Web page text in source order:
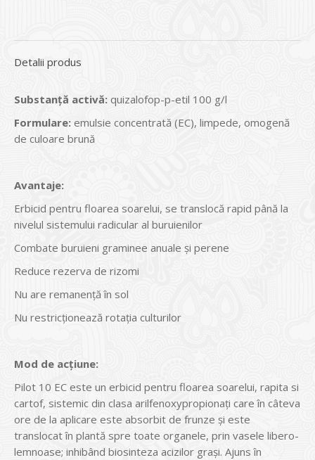
Detalii produs
Substanţă activă: quizalofop-p-etil 100 g/l
Formulare: emulsie concentrată (EC), limpede, omogenă
de culoare brună
Avantaje:
Erbicid pentru floarea soarelui, se translocă rapid până la
nivelul sistemului radicular al buruienilor
Combate buruieni graminee anuale și perene
Reduce rezerva de rizomi
Nu are remanență în sol
Nu restricționează rotația culturilor
Mod de acțiune:
Pilot 10 EC este un erbicid pentru floarea soarelui, rapita si
cartof, sistemic din clasa arilfenoxypropionaţi care în câteva
ore de la aplicare este absorbit de frunze și este
translocat în plantă spre toate organele, prin vasele libero-
lemnoase; inhibând biosinteza acizilor grași. Ajuns în